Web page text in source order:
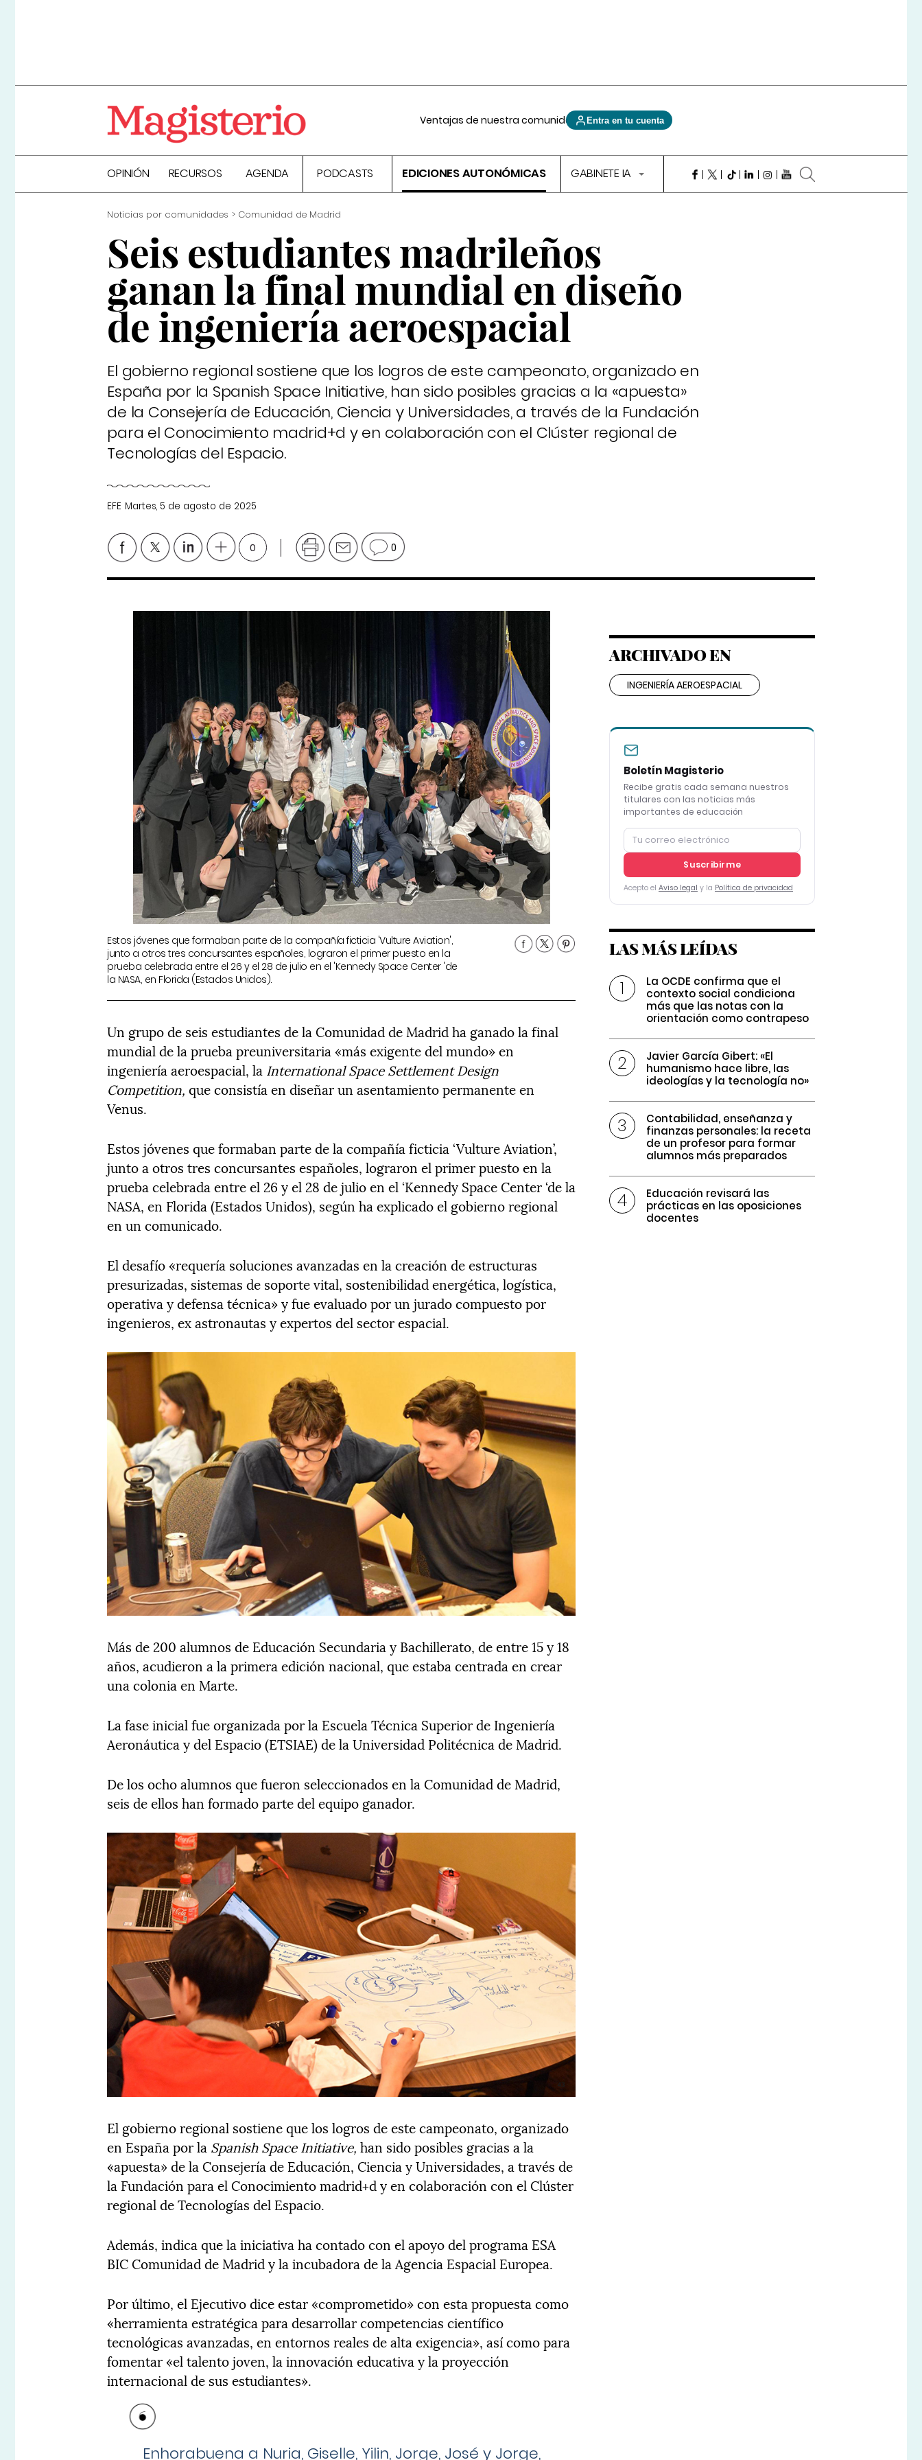
Ventajas de nuestra comunidad Entra en tu cuenta
OPINIÓN RECURSOS AGENDA PODCASTS EDICIONES AUTONÓMICAS GABINETE IA
Noticias por comunidades Comunidad de Madrid
Seis estudiantes madrileños
ganan la final mundial en diseño
de ingeniería aeroespacial
El gobierno regional sostiene que los logros de este campeonato, organizado en
España por la Spanish Space Initiative, han sido posibles gracias a la «apuesta»
de la Consejería de Educación, Ciencia y Universidades, a través de la Fundación
para el Conocimiento madrid+d y en colaboración con el Clúster regional de
Tecnologías del Espacio.
EFE Martes, 5 de agosto de 2025
0 0
Estos jóvenes que formaban parte de la compañía ficticia 'Vulture Aviation',
junto a otros tres concursantes españoles, lograron el primer puesto en la
prueba celebrada entre el 26 y el 28 de julio en el 'Kennedy Space Center 'de
la NASA, en Florida (Estados Unidos).
Un grupo de seis estudiantes de la Comunidad de Madrid ha ganado la final
mundial de la prueba preuniversitaria «más exigente del mundo» en
ingeniería aeroespacial, la International Space Settlement Design
Competition,que consistía en diseñar un asentamiento permanente en
Venus.
Estos jóvenes que formaban parte de la compañía ficticia ‘Vulture Aviation’,
junto a otros tres concursantes españoles, lograron el primer puesto en la
prueba celebrada entre el 26 y el 28 de julio en el ‘Kennedy Space Center ‘de la
NASA, en Florida (Estados Unidos), según ha explicado el gobierno regional
en un comunicado.
El desafío «requería soluciones avanzadas en la creación de estructuras
presurizadas, sistemas de soporte vital, sostenibilidad energética, logística,
operativa y defensa técnica» y fue evaluado por un jurado compuesto por
ingenieros, ex astronautas y expertos del sector espacial.
Más de 200 alumnos de Educación Secundaria y Bachillerato, de entre 15 y 18
años, acudieron a la primera edición nacional, que estaba centrada en crear
una colonia en Marte.
La fase inicial fue organizada por la Escuela Técnica Superior de Ingeniería
Aeronáutica y del Espacio (ETSIAE) de la Universidad Politécnica de Madrid.
De los ocho alumnos que fueron seleccionados en la Comunidad de Madrid,
seis de ellos han formado parte del equipo ganador.
El gobierno regional sostiene que los logros de este campeonato, organizado
en España por la Spanish Space Initiative,han sido posibles gracias a la
«apuesta» de la Consejería de Educación, Ciencia y Universidades, a través de
la Fundación para el Conocimiento madrid+d y en colaboración con el Clúster
regional de Tecnologías del Espacio.
Además, indica que la iniciativa ha contado con el apoyo del programa ESA
BIC Comunidad de Madrid y la incubadora de la Agencia Espacial Europea.
Por último, el Ejecutivo dice estar «comprometido» con esta propuesta como
«herramienta estratégica para desarrollar competencias científico
tecnológicas avanzadas, en entornos reales de alta exigencia», así como para
fomentar «el talento joven, la innovación educativa y la proyección
internacional de sus estudiantes».
Enhorabuena a Nuria, Giselle, Yilin, Jorge, José y Jorge,
ARCHIVADO EN
INGENIERÍA AEROESPACIAL
Boletín Magisterio
Recibe gratis cada semana nuestros
titulares con las noticias más
importantes de educación
Suscribirme
Acepto el Aviso legal y la Política de privacidad
LAS MÁS LEÍDAS
La OCDE confirma que el
contexto social condiciona
más que las notas con la
orientación como contrapeso
Javier García Gibert: «El
humanismo hace libre, las
ideologías y la tecnología no»
Contabilidad, enseñanza y
finanzas personales: la receta
de un profesor para formar
alumnos más preparados
Educación revisará las
prácticas en las oposiciones
docentes